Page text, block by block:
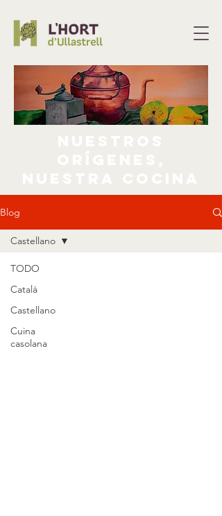
Blog
TODO
Català
Castellano
Cuina
casolana
Castellano